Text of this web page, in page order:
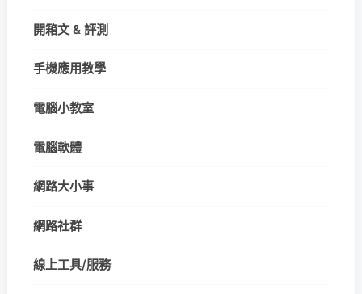
開箱文 & 評測
手機應用教學
電腦小教室
電腦軟體
網路大小事
網路社群
線上工具/服務